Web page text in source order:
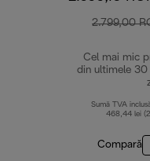
2.799,00
Cel mai mic
din ultimele 30
Sumă TVA
468,44 lei
Compară